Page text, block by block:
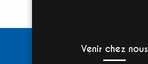
Venir chez nous